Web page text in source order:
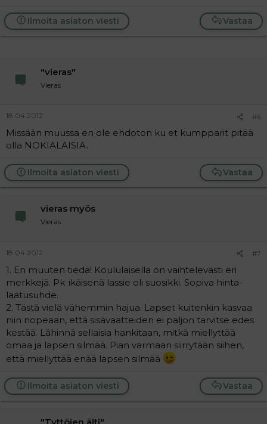
Vastaa
Ilmoita asiaton viesti
"vieras"
Vieras
18.04.2012 #6
Missään muussa en ole ehdoton ku et kumpparit pitää
olla NOKIALAISIA.
Vastaa
Ilmoita asiaton viesti
vieras myös
Vieras
18.04.2012 #7
1. En muuten tiedä! Koululaisella on vaihtelevasti eri
merkkejä. Pk-ikäisenä lassie oli suosikki. Sopiva hinta-
laatusuhde.
2. Tästä vielä vähemmin hajua. Lapset kuitenkin kasvaa
niin nopeaan, että sisävaatteiden ei paljon tarvitse edes
kestää. Lähinnä sellaisia hankitaan, mitkä miellyttää
omaa ja lapsen silmää. Pian varmaan siirrytään siihen,
että miellyttää enää lapsen silmää
Vastaa
Ilmoita asiaton viesti
"Tyttöjen äiti"